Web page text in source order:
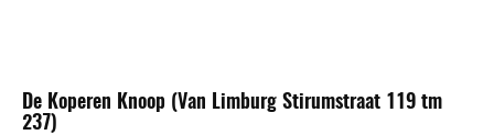
De Koperen Knoop (Van Limburg Stirumstraat 119 tm
237)